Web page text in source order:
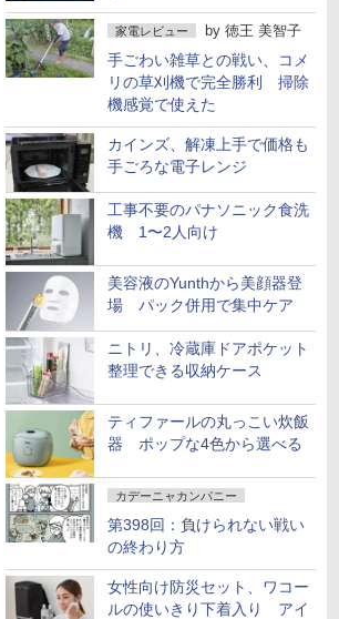
家電レビュー by 徳王 美智子
手ごわい雑草との戦い、コメ
リの草刈機で完全勝利 掃除
機感覚で使えた
カインズ、解凍上手で価格も
手ごろな電子レンジ
工事不要のパナソニック食洗
機 1〜2人向け
美容液のYunthから美顔器登
場 パック併用で集中ケア
ニトリ、冷蔵庫ドアポケット
整理できる収納ケース
ティファールの丸っこい炊飯
器 ポップな4色から選べる
カデーニャカンパニー
第398回：負けられない戦い
の終わり方
女性向け防災セット、ワコー
ルの使いきり下着入り アイ